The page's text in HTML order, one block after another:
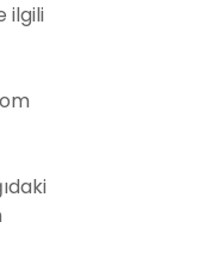
ilgili